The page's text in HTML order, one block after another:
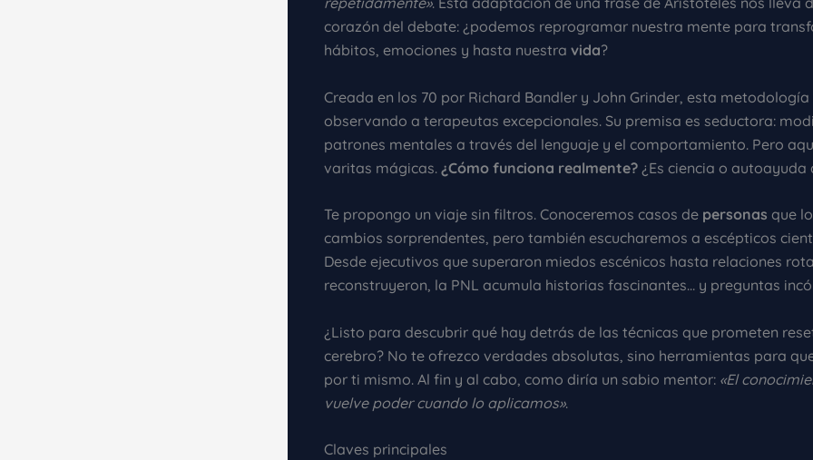
corazón del debate: ¿podemos reprogramar nuestra mente para
hábitos, emociones y hasta nuestra vida?
Creada en los 70 por Richard Bandler y John Grinder, esta metodología
observando a terapeutas excepcionales. Su premisa es seductora:
patrones mentales a través del lenguaje y el comportamiento. Pero
varitas mágicas. ¿Cómo funciona realmente? ¿Es ciencia o
Te propongo un viaje sin filtros. Conoceremos casos de personas que
cambios sorprendentes, pero también escucharemos a escépticos
Desde ejecutivos que superaron miedos escénicos hasta relaciones
reconstruyeron, la PNL acumula historias fascinantes… y preguntas
¿Listo para descubrir qué hay detrás de las técnicas que prometen
cerebro? No te ofrezco verdades absolutas, sino herramientas para
por ti mismo. Al fin y al cabo, como diría un sabio mentor: «El
vuelve poder cuando lo aplicamos».
Claves principales